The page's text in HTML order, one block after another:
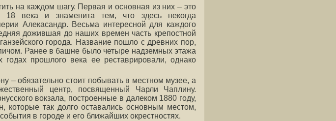
на каждом шагу. Первая и основная из них – это
века и знаменита тем, что здесь некогда
Алекасандр. Весьма интересной для каждого
дожившая до наших времен часть крепостной
города. Название пошло с древних пор,
Ранее в башне было четыре надземных этажа
прошлого века ее реставрировали, однако
– обязательно стоит побывать в местном музее, а
центр, посвященный Чарли Чаплину.
вокзала, построенные в далеком 1880 году,
так долго оставались основным местом,
в городе и его ближайших окрестностях.